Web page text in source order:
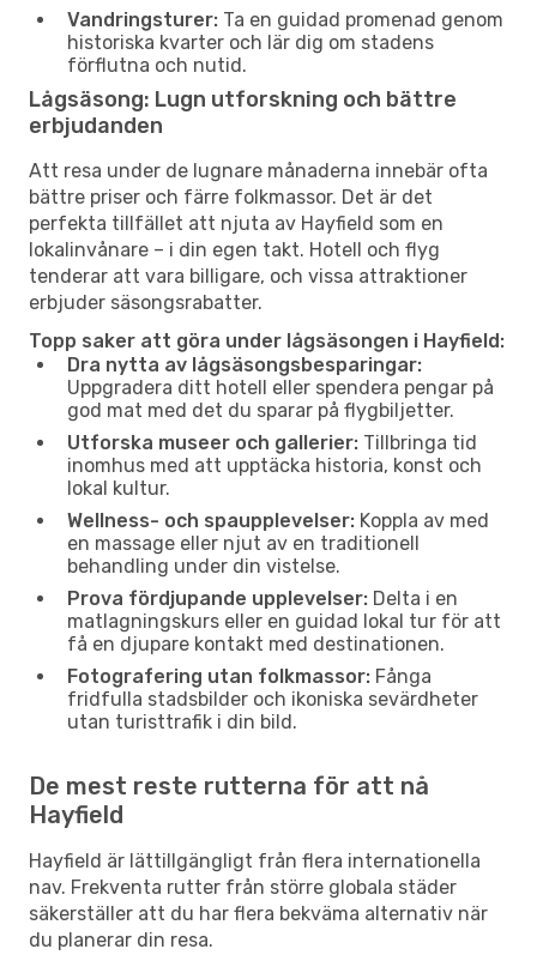
Vandringsturer: Ta en guidad promenad genom
historiska kvarter och lär dig om stadens
förflutna och nutid.
Lågsäsong: Lugn utforskning och bättre
erbjudanden
Att resa under de lugnare månaderna innebär ofta
bättre priser och färre folkmassor. Det är det
perfekta tillfället att njuta av Hayfield som en
lokalinvånare – i din egen takt. Hotell och flyg
tenderar att vara billigare, och vissa attraktioner
erbjuder säsongsrabatter.
Topp saker att göra under lågsäsongen i Hayfield:
Dra nytta av lågsäsongsbesparingar:
Uppgradera ditt hotell eller spendera pengar på
god mat med det du sparar på flygbiljetter.
Utforska museer och gallerier: Tillbringa tid
inomhus med att upptäcka historia, konst och
lokal kultur.
Wellness- och spaupplevelser: Koppla av med
en massage eller njut av en traditionell
behandling under din vistelse.
Prova fördjupande upplevelser: Delta i en
matlagningskurs eller en guidad lokal tur för att
få en djupare kontakt med destinationen.
Fotografering utan folkmassor: Fånga
fridfulla stadsbilder och ikoniska sevärdheter
utan turisttrafik i din bild.
De mest reste rutterna för att nå
Hayfield
Hayfield är lättillgängligt från flera internationella
nav. Frekventa rutter från större globala städer
säkerställer att du har flera bekväma alternativ när
du planerar din resa.